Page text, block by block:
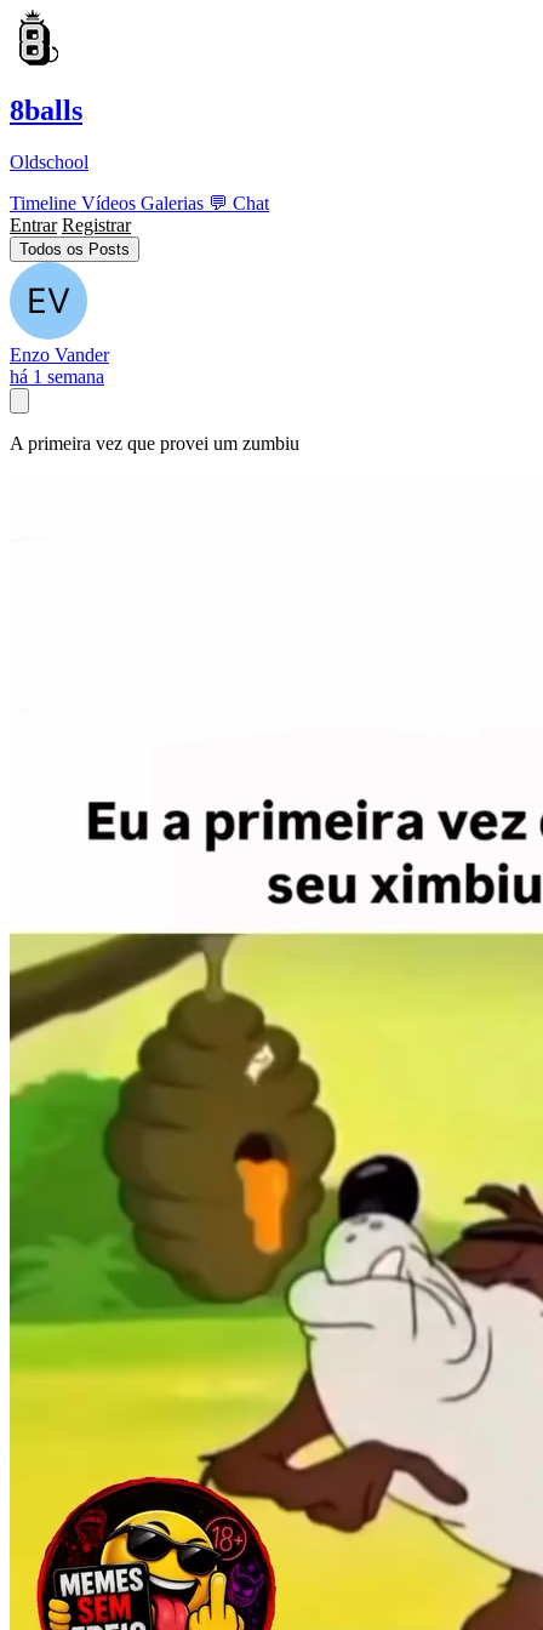
8balls
Oldschool
Timeline Vídeos Galerias 💬 Chat
Entrar Registrar
Todos os Posts
Enzo Vander
há 1 semana
A primeira vez que provei um zumbiu